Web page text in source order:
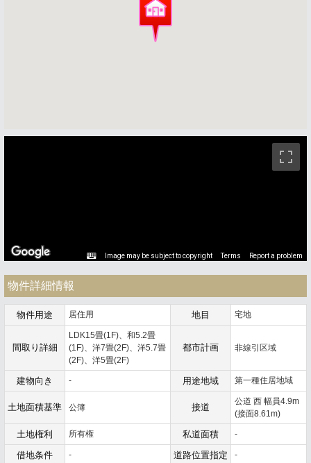
Image may be subject to copyright Terms Report a problem
物件詳細情報
物件用途 居住用 地目 宅地
間取り詳細
LDK15畳(1F)、和5.2畳
(1F)、洋7畳(2F)、洋5.7畳
(2F)、洋5畳(2F)
都市計画 非線引区域
建物向き - 用途地域 第一種住居地域
土地面積基準 公簿 接道
公道 西 幅員4.9m
(接面8.61m)
土地権利 所有権 私道面積 -
借地条件 - 道路位置指定 -